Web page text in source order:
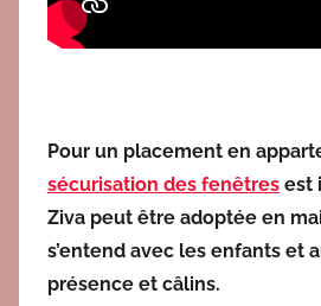
Pour un placement en
sécurisation des fenêtres est
Ziva peut être adoptée en
s’entend avec les enfants et
présence et câlins.